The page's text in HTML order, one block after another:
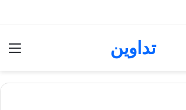
تداوين